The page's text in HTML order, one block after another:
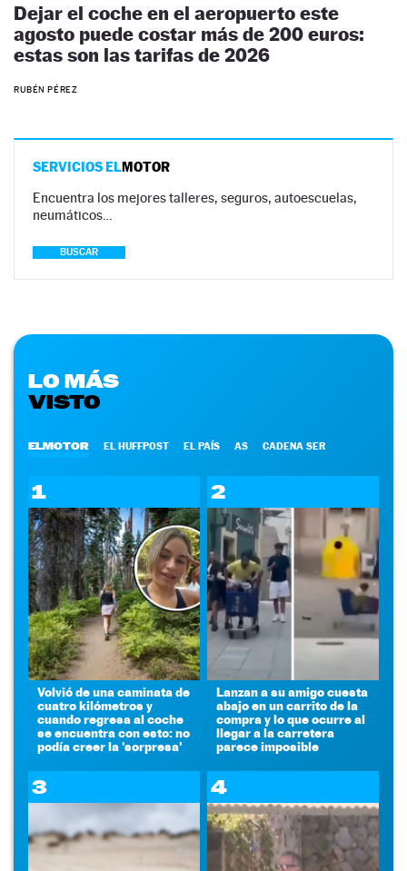
Dejar el coche en el aeropuerto este
agosto puede costar más de 200 euros:
estas son las tarifas de 2026
RUBÉN PÉREZ
SERVICIOS ELMOTOR
Encuentra los mejores talleres, seguros, autoescuelas,
neumáticos…
BUSCAR
LO MÁS
VISTO
ELMOTOR EL HUFFPOST EL PAÍS AS CADENA SER
1
Volvió de una caminata de
cuatro kilómetros y
cuando regresa al coche
se encuentra con esto: no
podía creer la 'sorpresa'
2
Lanzan a su amigo cuesta
abajo en un carrito de la
compra y lo que ocurre al
llegar a la carretera
parece imposible
3 4